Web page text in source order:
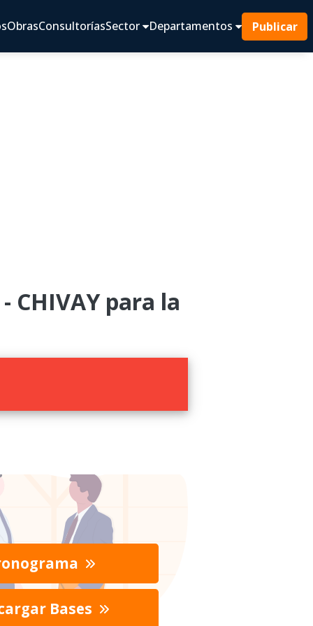
ObrasConsultoríasSector Departamentos Publicar
CHIVAY para la
Bases